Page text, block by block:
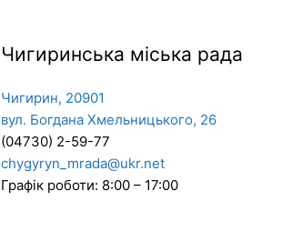
Чигиринська міська рада
Чигирин, 20901
вул. Богдана Хмельницького, 26
(04730) 2-59-77
chygyryn_mrada@ukr.net
Графік роботи: 8:00 – 17:00